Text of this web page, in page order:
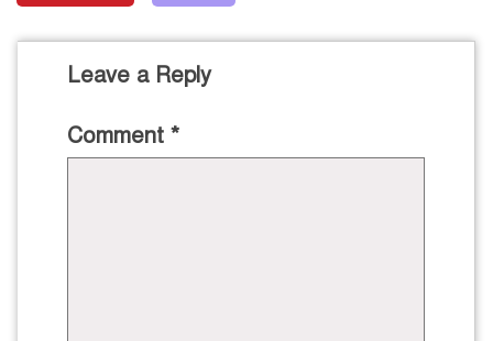
Leave a Reply
Comment *